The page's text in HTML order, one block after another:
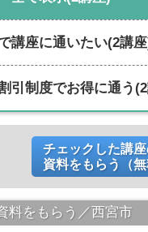
講座に通いたい(2講
引制度でお得に通う
チェックした講
資料をもらう（無
料をもらう／西宮市